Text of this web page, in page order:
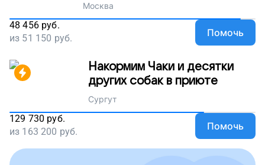
Москва
48 456 руб.
из 51 150 руб. Помочь
Накормим Чаки и десятки
других собак в приюте
Сургут
129 730 руб.
из 163 200 руб. Помочь